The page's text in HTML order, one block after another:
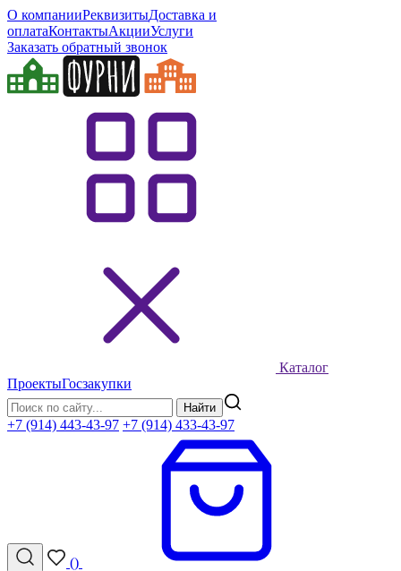
О компанииРеквизитыДоставка и
оплатаКонтактыАкцииУслуги
Заказать обратный звонок
Каталог
ПроектыГосзакупки
Найти
+7 (914) 443-43-97 +7 (914) 433-43-97
()